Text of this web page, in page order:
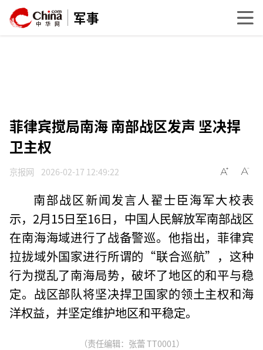
军事
菲律宾搅局南海 南部战区发声 坚决捍
卫主权
京报网 2026-02-17 12:49:22
南部战区新闻发言人翟士臣海军大校表
示，2月15日至16日，中国人民解放军南部战区
在南海海域进行了战备警巡。他指出，菲律宾
拉拢域外国家进行所谓的“联合巡航”，这种
行为搅乱了南海局势，破坏了地区的和平与稳
定。战区部队将坚决捍卫国家的领土主权和海
洋权益，并坚定维护地区和平稳定。
（责任编辑：张蕾 TT0001）